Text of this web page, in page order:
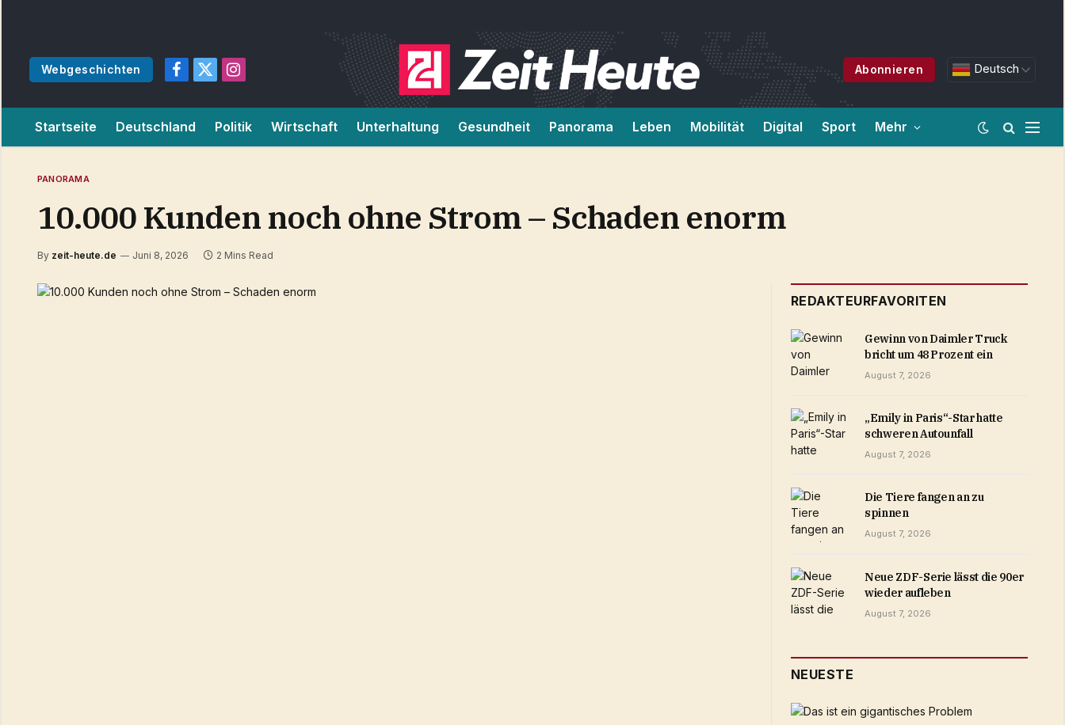
Webgeschichten
Facebook
X
Instagram
Abonnieren Deutsch
Startseite Deutschland Politik Wirtschaft Unterhaltung Gesundheit Panorama Leben Mobilität Digital Sport Mehr
PANORAMA
10.000 Kunden noch ohne Strom – Schaden enorm
By zeit-heute.de Juni 8, 2026 2 Mins Read
REDAKTEURFAVORITEN
Gewinn von Daimler Truck
bricht um 48 Prozent ein
August 7, 2026
„Emily in Paris“-Star hatte
schweren Autounfall
August 7, 2026
Die Tiere fangen an zu
spinnen
August 7, 2026
Neue ZDF-Serie lässt die 90er
wieder aufleben
August 7, 2026
NEUESTE